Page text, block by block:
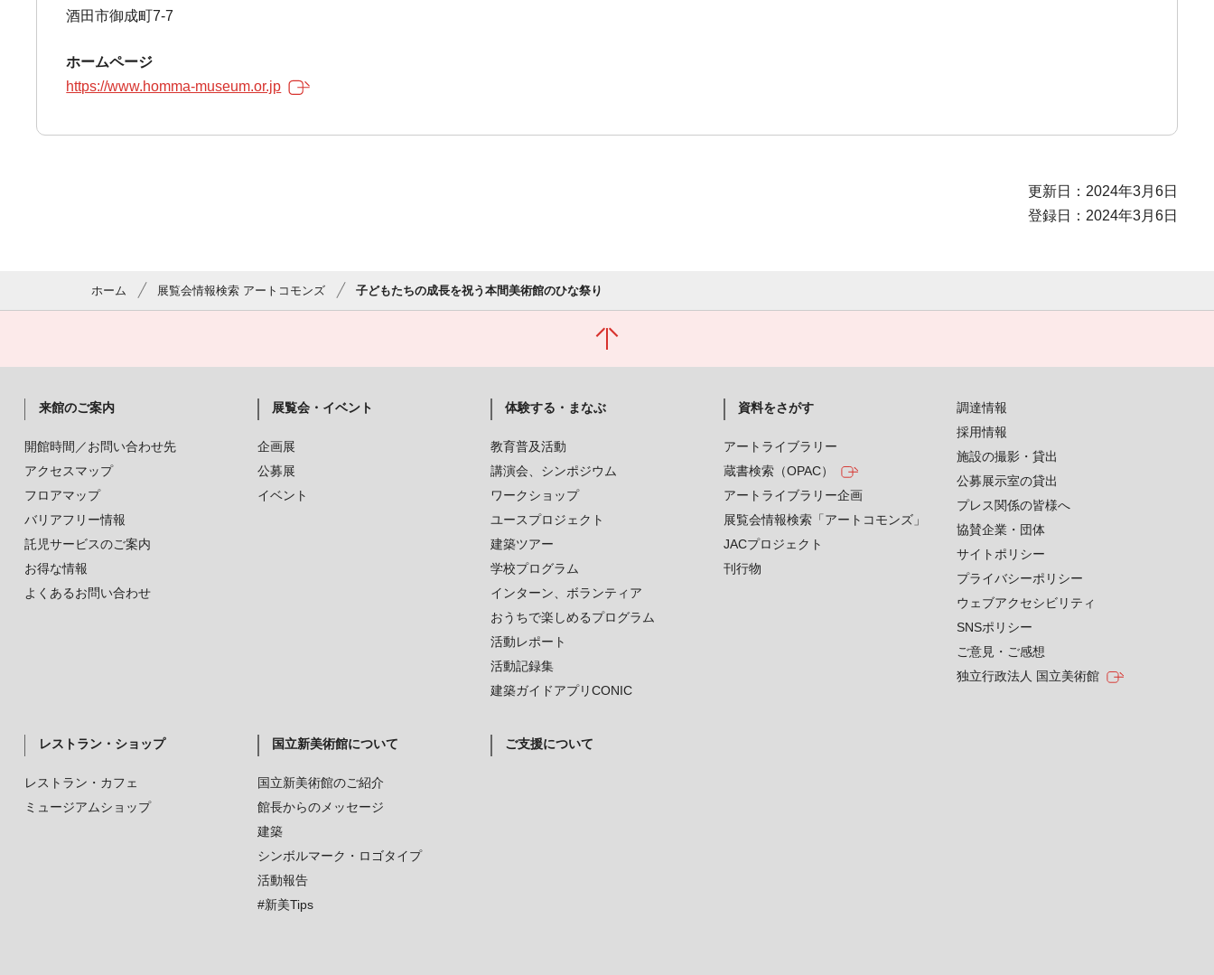
酒田市御成町7-7
ホームページ
https://www.homma-museum.or.jp
更新日：2024年3月6日
登録日：2024年3月6日
ホーム 展覧会情報検索 アートコモンズ 子どもたちの成長を祝う本間美術館のひな祭り
来館のご案内
開館時間／お問い合わせ先
アクセスマップ
フロアマップ
バリアフリー情報
託児サービスのご案内
お得な情報
よくあるお問い合わせ
展覧会・イベント
企画展
公募展
イベント
体験する・まなぶ
教育普及活動
講演会、シンポジウム
ワークショップ
ユースプロジェクト
建築ツアー
学校プログラム
インターン、ボランティア
おうちで楽しめるプログラム
活動レポート
活動記録集
建築ガイドアプリCONIC
資料をさがす
アートライブラリー
蔵書検索（OPAC）
アートライブラリー企画
展覧会情報検索「アートコモンズ」
JACプロジェクト
刊行物
レストラン・ショップ
レストラン・カフェ
ミュージアムショップ
国立新美術館について
国立新美術館のご紹介
館長からのメッセージ
建築
シンボルマーク・ロゴタイプ
活動報告
#新美Tips
ご支援について
調達情報
採用情報
施設の撮影・貸出
公募展示室の貸出
プレス関係の皆様へ
協賛企業・団体
サイトポリシー
プライバシーポリシー
ウェブアクセシビリティ
SNSポリシー
ご意見・ご感想
独立行政法人 国立美術館